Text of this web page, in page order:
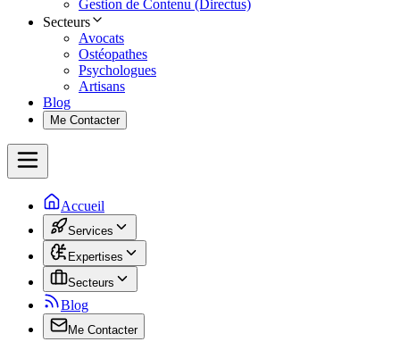
Gestion de Contenu (Directus)
Secteurs
Avocats
Ostéopathes
Psychologues
Artisans
Blog
Me Contacter
Accueil
Services
Expertises
Secteurs
Blog
Me Contacter